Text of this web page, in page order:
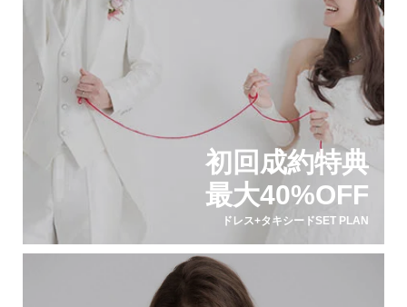
初回成約特典
最大40%OFF
ドレス+タキシードSET PLAN